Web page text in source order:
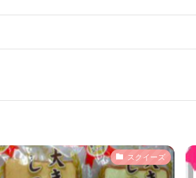
スクイーズ